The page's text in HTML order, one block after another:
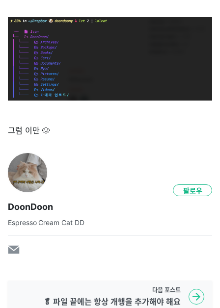
그럼 이만 🐶
DoonDoon
Espresso Cream Cat DD
팔로우
다음 포스트
🥬 파일 끝에는 항상 개행을 추가해야 해요